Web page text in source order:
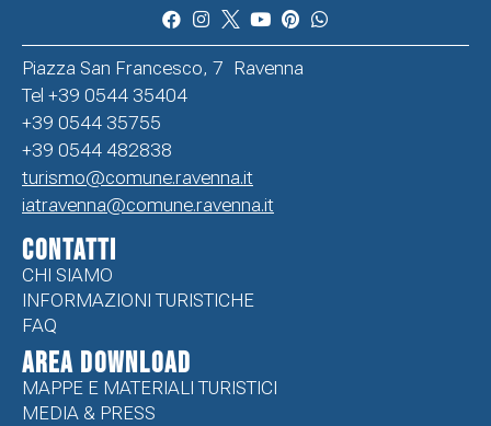
Piazza San Francesco, 7 Ravenna
Tel +39 0544 35404
+39 0544 35755
+39 0544 482838
turismo@comune.ravenna.it
iatravenna@comune.ravenna.it
CONTATTI
CHI SIAMO
INFORMAZIONI TURISTICHE
FAQ
Area Download
MAPPE E MATERIALI TURISTICI
MEDIA & PRESS